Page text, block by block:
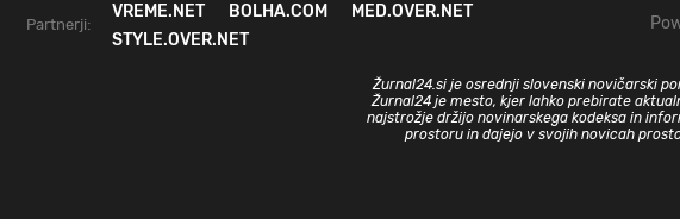
Partnerji:
VREME.NET BOLHA.COM
MED.OVER.NET
STYLE.OVER.NET
Žurnal24.si je osrednji slovenski novičarski
Žurnal24 je mesto, kjer lahko prebirate
najstrožje držijo novinarskega kodeksa in
prostoru in dajejo v svojih novicah